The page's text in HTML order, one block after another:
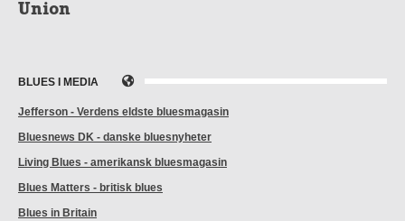
Union
BLUES I MEDIA
Jefferson - Verdens eldste bluesmagasin
Bluesnews DK - danske bluesnyheter
Living Blues - amerikansk bluesmagasin
Blues Matters - britisk blues
Blues in Britain